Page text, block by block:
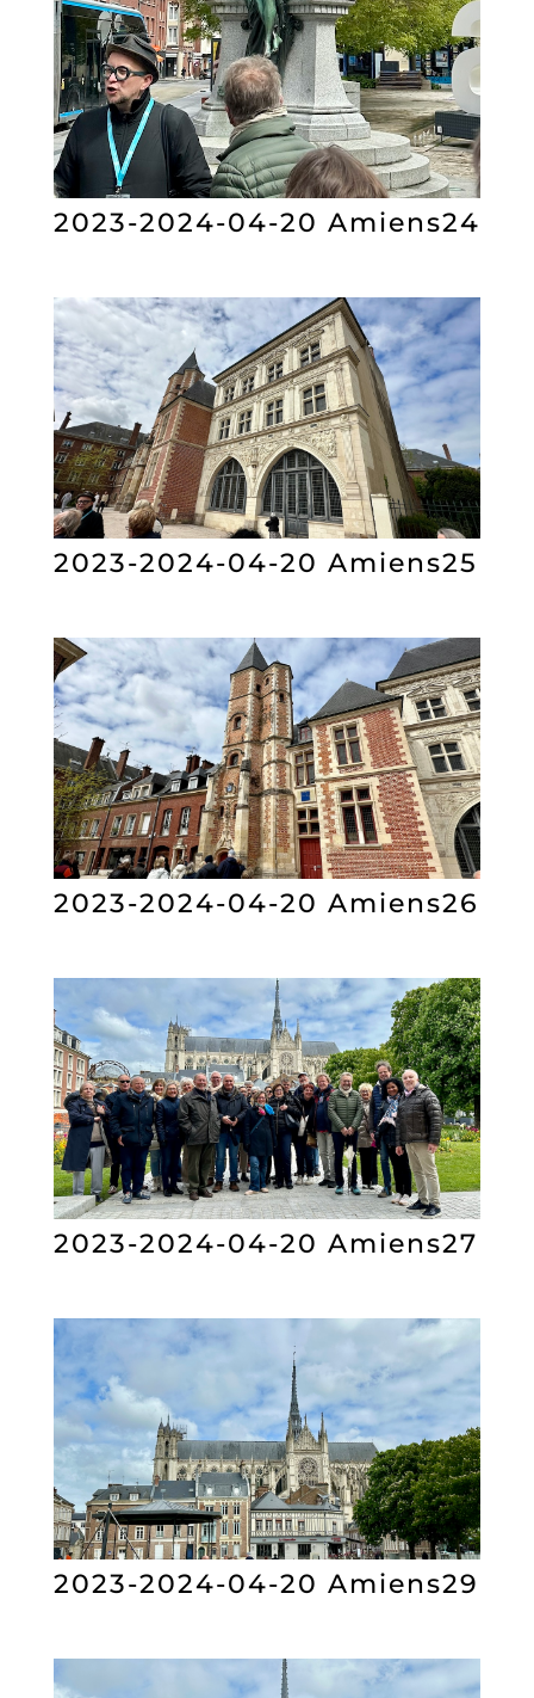
2023-2024-04-20 Amiens24
2023-2024-04-20 Amiens25
2023-2024-04-20 Amiens26
2023-2024-04-20 Amiens27
2023-2024-04-20 Amiens29